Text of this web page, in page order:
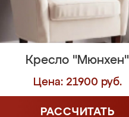
Кресло "Мюнхен"
Цена: 21900 руб.
РАССЧИТАТЬ